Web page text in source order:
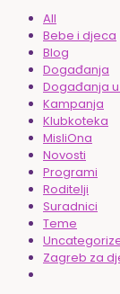
All
Bebe i djeca
Blog
Događanja
Događanja u
Kampanja
Klubkoteka
MisliOna
Novosti
Programi
Roditelji
Suradnici
Teme
Zagreb za